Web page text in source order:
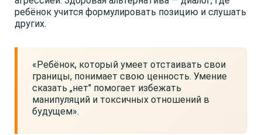
ребёнок учится формулировать позицию и слушать
других.
«Ребёнок, который умеет отстаивать свои
границы, понимает свою ценность. Умение
сказать „нет" помогает избежать
манипуляций и токсичных отношений в
будущем».